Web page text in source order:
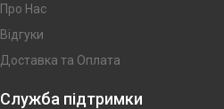
Про Нас
Відгуки
Доставка та Оплата
Служба підтримки